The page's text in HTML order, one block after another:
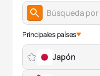
Principales países
Japón